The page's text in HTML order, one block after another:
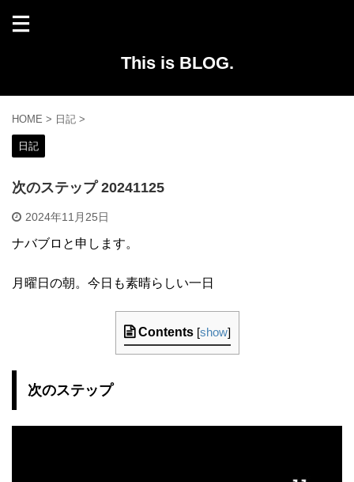
This is BLOG.
HOME > 日記 >
日記
次のステップ 20241125
2024年11月25日
ナバブロと申します。
月曜日の朝。今日も素晴らしい一日
Contents [show]
次のステップ